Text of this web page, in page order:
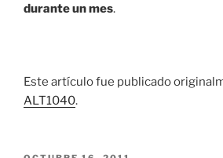
durante un mes.
Este artículo fue publicado
ALT1040.